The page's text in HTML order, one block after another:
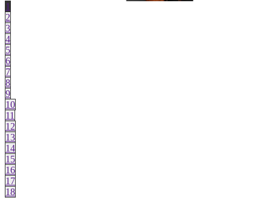
1
2
3
4
5
6
7
8
9
10
11
12
13
14
15
16
17
18